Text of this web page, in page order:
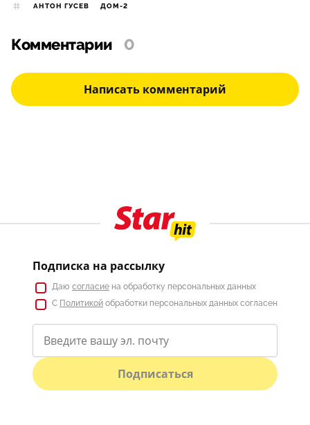
АНТОН ГУСЕВ ДОМ-2
Комментарии 0
Написать комментарий
Подписка на рассылку
Даю согласие на обработку персональных данных
С Политикой обработки персональных данных согласен
Подписаться